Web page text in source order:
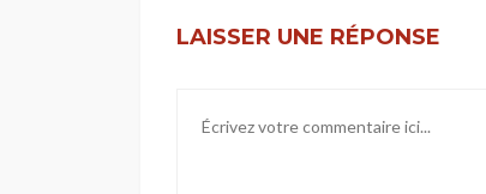
LAISSER UNE RÉPONSE